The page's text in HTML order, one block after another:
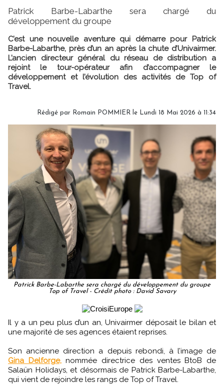
Patrick Barbe-Labarthe sera chargé du
développement du groupe
C’est une nouvelle aventure qui démarre pour Patrick
Barbe-Labarthe, près d’un an après la chute d’Univairmer.
L’ancien directeur général du réseau de distribution a
rejoint le tour-opérateur afin d’accompagner le
développement et l’évolution des activités de Top of
Travel.
Rédigé par Romain POMMIER le Lundi 18 Mai 2026 à 11:34
Patrick Barbe-Labarthe sera chargé du développement du groupe
Top of Travel - Crédit photo : David Savary
Il y a un peu plus d’un an, Univairmer déposait le bilan et
une majorité de ses agences étaient reprises.
Son ancienne direction a depuis rebondi, à l’image de
Gina Delforge,nommée directrice des ventes BtoB de
Salaün Holidays, et désormais de Patrick Barbe-Labarthe,
qui vient de rejoindre les rangs de Top of Travel.